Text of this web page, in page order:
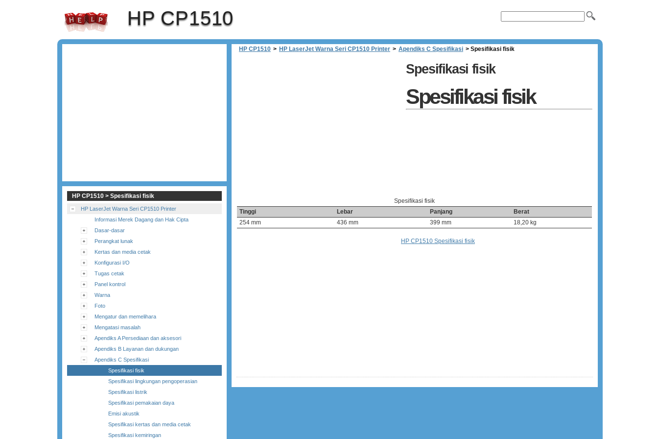
HP CP1510
HP CP1510 > HP LaserJet Warna Seri CP1510 Printer > Apendiks C Spesifikasi > Spesifikasi fisik
Spesifikasi fisik
Spesifikasi fisik
Spesifikasi fisik
Tinggi
Lebar Panjang
Berat
254 mm
436 mm 399 mm 18,20 kg
HP CP1510 Spesifikasi fisik
HP CP1510 > Spesifikasi fisik
HP LaserJet Warna Seri CP1510 Printer
Informasi Merek Dagang dan Hak Cipta
Dasar-dasar
Perangkat lunak
Kertas dan media cetak
Konfigurasi I/O
Tugas cetak
Panel kontrol
Warna
Foto
Mengatur dan memelihara
Mengatasi masalah
Apendiks A Persediaan dan aksesori
Apendiks B Layanan dan dukungan
Apendiks C Spesifikasi
Spesifikasi fisik
Spesifikasi lingkungan pengoperasian
Spesifikasi listrik
Spesifikasi pemakaian daya
Emisi akustik
Spesifikasi kertas dan media cetak
Spesifikasi kemiringan